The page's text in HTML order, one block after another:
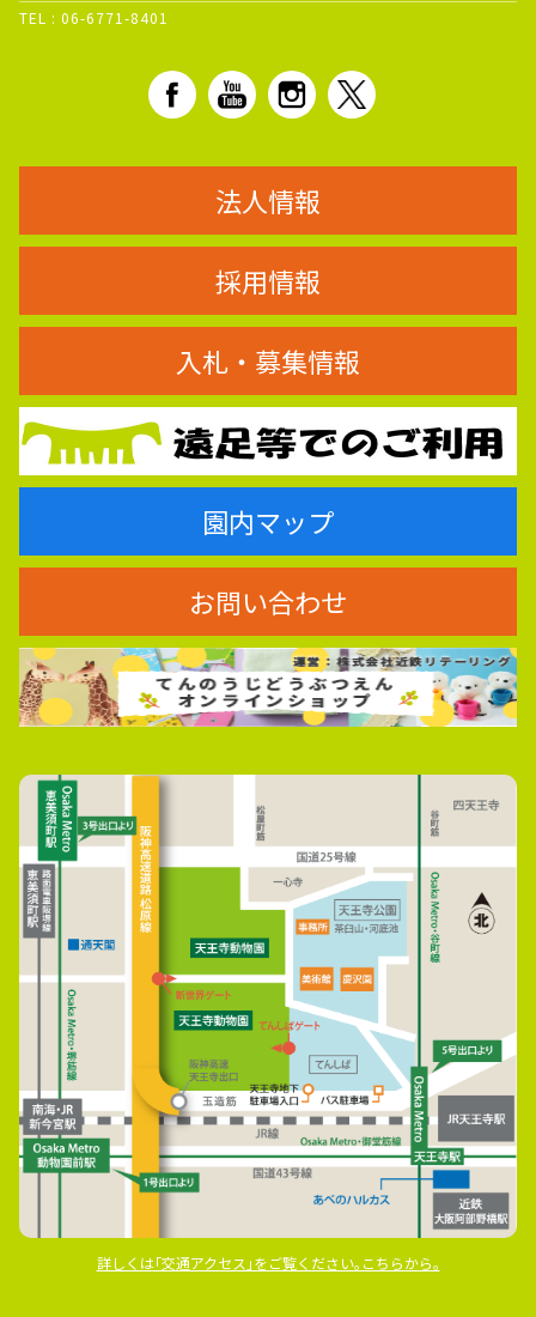
TEL : 06-6771-8401
法人情報
採用情報
入札・募集情報
園内マップ
お問い合わせ
詳しくは｢交通アクセス｣をご覧ください｡こちらから｡